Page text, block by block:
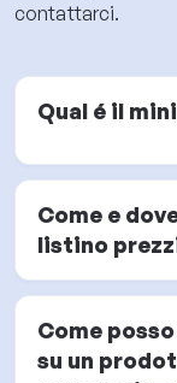
contattarci.
Qual é il
Come e
listino
Come
su un